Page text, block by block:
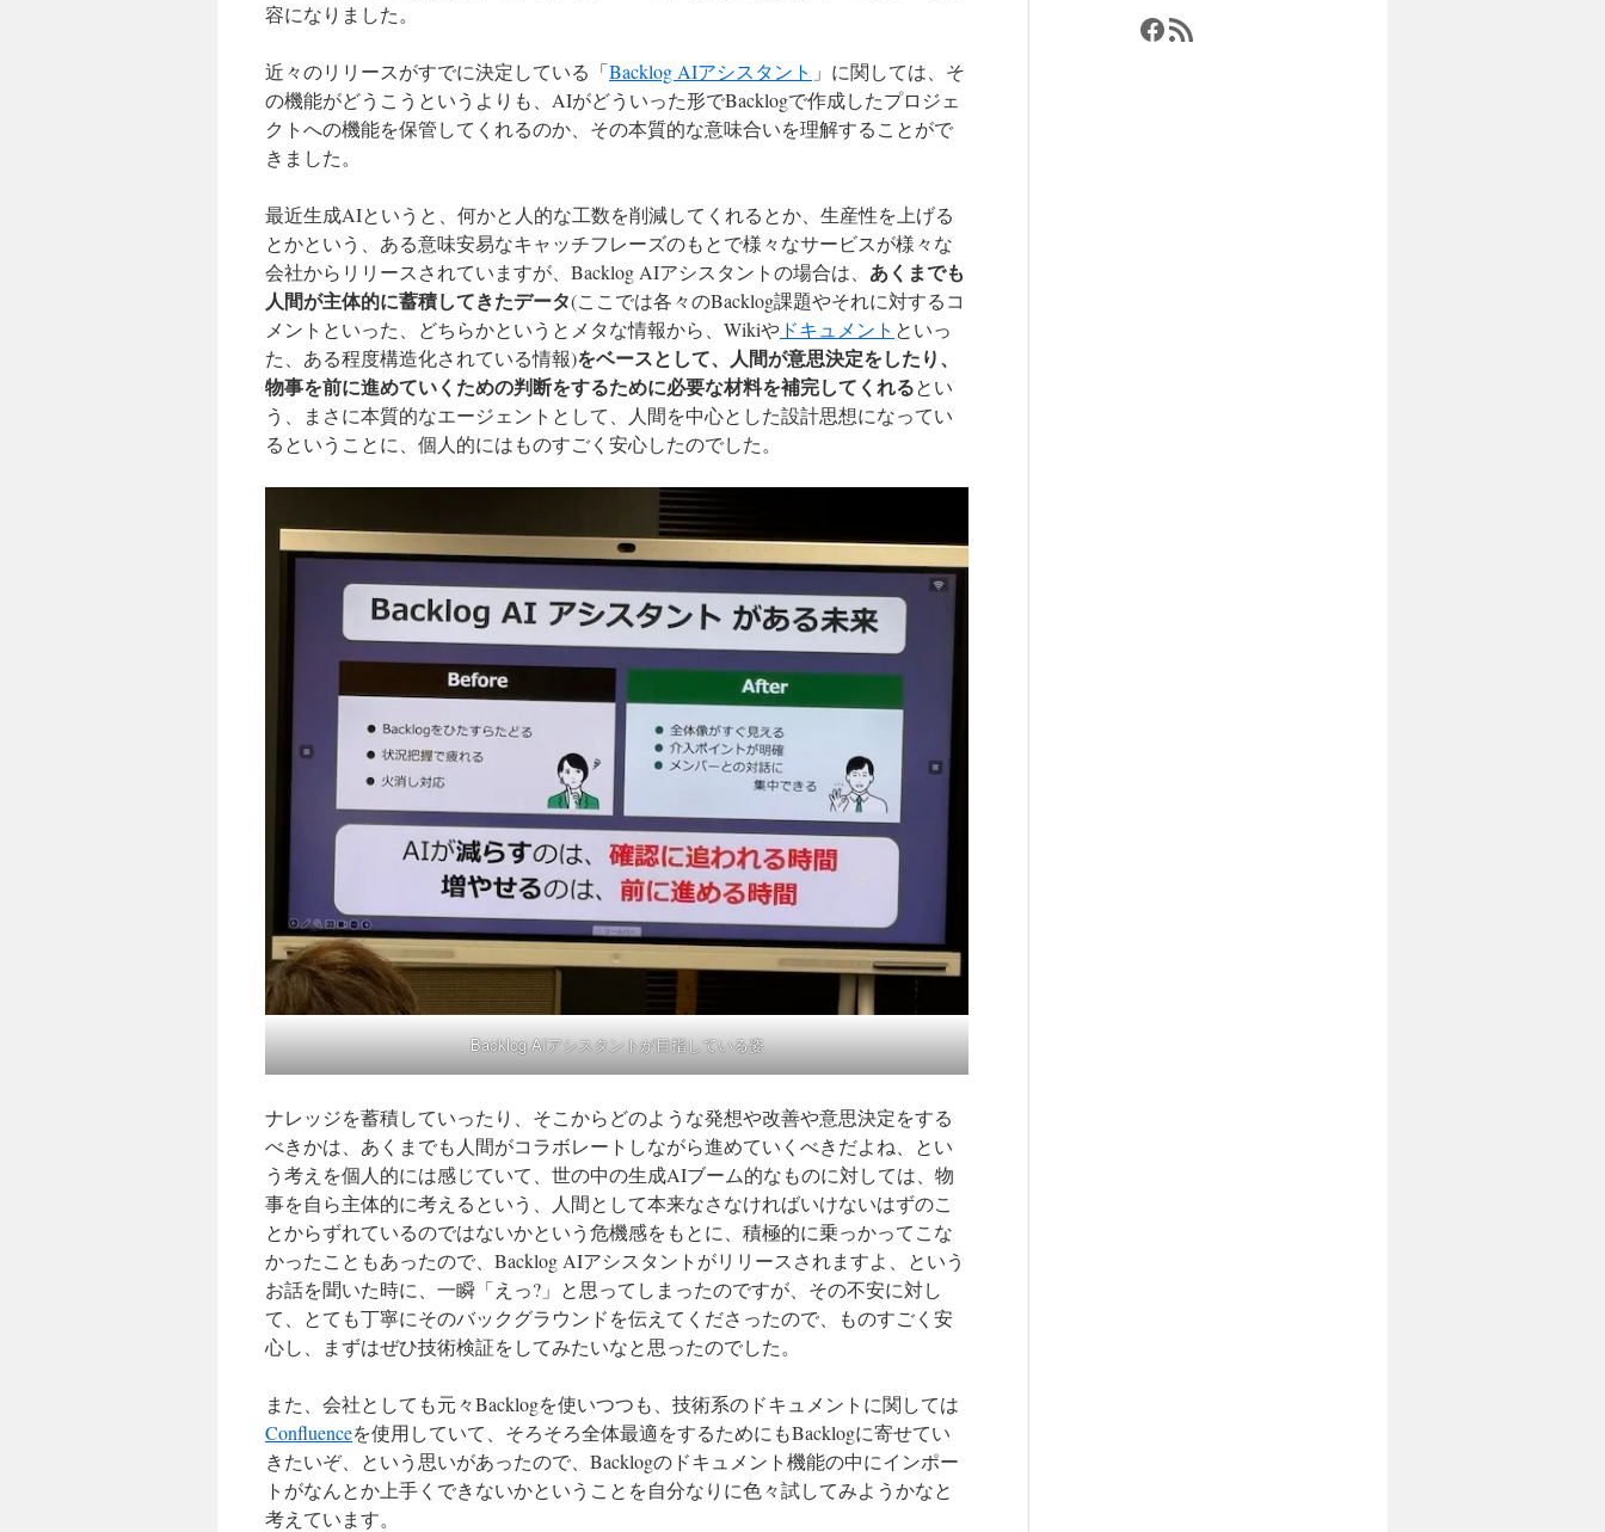
容になりました。
近々のリリースがすでに決定している「Backlog AIアシスタント 」に関しては、そ
の機能がどうこうというよりも、AIがどういった形でBacklogで作成したプロジェ
クトへの機能を保管してくれるのか、その本質的な意味合いを理解することがで
きました。
最近生成AIというと、何かと人的な工数を削減してくれるとか、生産性を上げる
とかという、ある意味安易なキャッチフレーズのもとで様々なサービスが様々な
会社からリリースされていますが、Backlog AIアシスタントの場合は、 あくまでも
人間が主体的に蓄積してきたデータ(ここでは各々のBacklog課題やそれに対するコ
メントといった、どちらかというとメタな情報から、Wikiや ドキュメント といっ
た、ある程度構造化されている情報)をベースとして、人間が意思決定をしたり、
物事を前に進めていくための判断をするために必要な材料を補完してくれるとい
う、まさに本質的なエージェントとして、人間を中心とした設計思想になってい
るということに、個人的にはものすごく安心したのでした。
Backlog AIアシスタントが目指している姿
ナレッジを蓄積していったり、そこからどのような発想や改善や意思決定をする
べきかは、あくまでも人間がコラボレートしながら進めていくべきだよね、とい
う考えを個人的には感じていて、世の中の生成AIブーム的なものに対しては、物
事を自ら主体的に考えるという、人間として本来なさなければいけないはずのこ
とからずれているのではないかという危機感をもとに、積極的に乗っかってこな
かったこともあったので、Backlog AIアシスタントがリリースされますよ、という
お話を聞いた時に、一瞬「えっ?」と思ってしまったのですが、その不安に対し
て、とても丁寧にそのバックグラウンドを伝えてくださったので、ものすごく安
心し、まずはぜひ技術検証をしてみたいなと思ったのでした。
また、会社としても元々Backlogを使いつつも、技術系のドキュメントに関しては
Confluenceを使用していて、そろそろ全体最適をするためにもBacklogに寄せてい
きたいぞ、という思いがあったので、Backlogのドキュメント機能の中にインポー
トがなんとか上手くできないかということを自分なりに色々試してみようかなと
考えています。
Facebook
RSS フィード